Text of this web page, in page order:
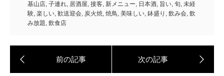
基山店, 子連れ, 居酒屋, 接客, 新メニュー, 日本酒, 旨い, 旬, 未経
験, 楽しい, 歓送迎会, 炭火焼, 焼鳥, 美味しい, 鉢盛り , 飲み会, 飲
み放題, 飲食店